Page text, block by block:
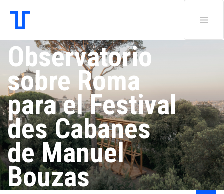
Observatorio
sobre Roma
para el Festival
des Cabanes
de Manuel
Bouzas